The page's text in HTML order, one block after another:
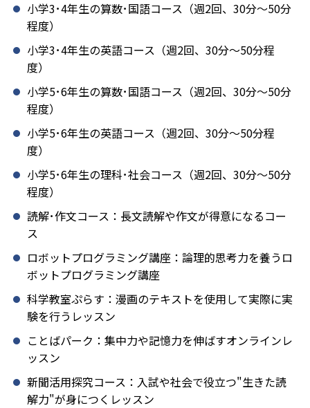
小学3･4年生の算数･国語コース（週2回、30分～50分
程度）
小学3･4年生の英語コース（週2回、30分～50分程
度）
小学5･6年生の算数･国語コース（週2回、30分～50分
程度）
小学5･6年生の英語コース（週2回、30分～50分程
度）
小学5･6年生の理科･社会コース（週2回、30分～50分
程度）
読解･作文コース：長文読解や作文が得意になるコー
ス
ロボットプログラミング講座：論理的思考力を養うロ
ボットプログラミング講座
科学教室ぷらす：漫画のテキストを使用して実際に実
験を行うレッスン
ことばパーク：集中力や記憶力を伸ばすオンラインレ
ッスン
新聞活用探究コース：入試や社会で役立つ"生きた読
解力"が身につくレッスン